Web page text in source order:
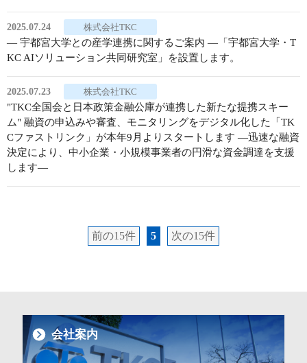
2025.07.24 株式会社TKC
― 宇都宮大学との産学連携に関するご案内 ―「宇都宮大学・T
KC AIソリューション共同研究室」を設置します。
2025.07.23 株式会社TKC
"TKC全国会と日本政策金融公庫が連携した新たな提携スキー
ム" 融資の申込みや審査、モニタリングをデジタル化した「TK
Cファストリンク」が本年9月よりスタートします ―迅速な融資
決定により、中小企業・小規模事業者の円滑な資金調達を支援
します―
前の15件 5 次の15件
会社案内